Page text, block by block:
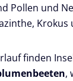
Pollen und
Krokus
finden
,